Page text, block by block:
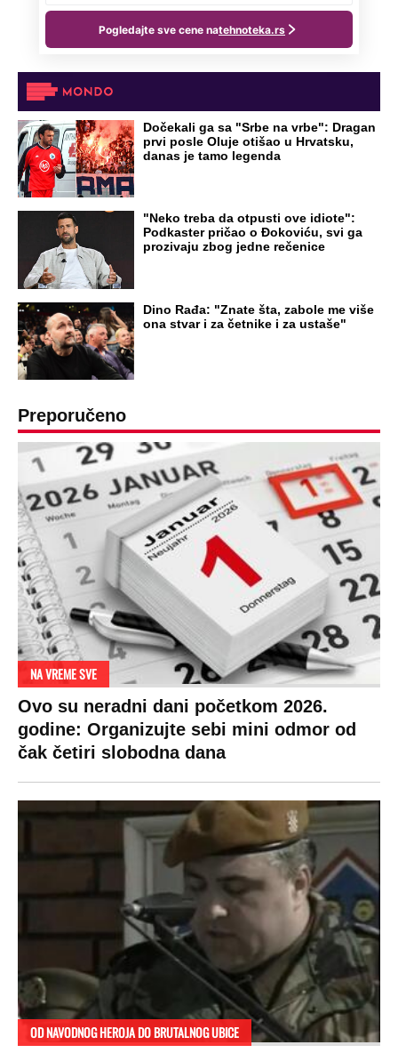
godine: Organizujte sebi mini odmor od
čak četiri slobodna dana
OD NAVODNOG HEROJA DO BRUTALNOG UBICE
GENERAL IVAN STRELJAO SRBE, A
HRVATI GA SLAVILI KAO HEROJA KNINA:
UBIJAO!
DRAMA ZBOG LJUBAVNE PRIČE
Zbog svadbe trudne Srpkinje i Albanca
proradio nacionalizam! Popljuvali ih samo
tako: "Ti si svoje srpsko izdala"